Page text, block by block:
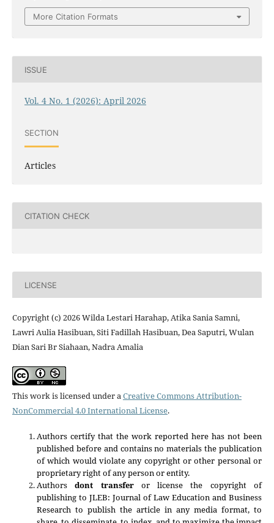
More Citation Formats
ISSUE
Vol. 4 No. 1 (2026): April 2026
SECTION
Articles
CITATION CHECK
LICENSE
Copyright (c) 2026 Wilda Lestari Harahap, Atika Sania Samni,
Lawri Aulia Hasibuan, Siti Fadillah Hasibuan, Dea Saputri, Wulan
Dian Sari Br Siahaan, Nadra Amalia
This work is licensed under aCreative Commons Attribution-
NonCommercial 4.0 International License.
Authors certify that the work reported here has not been
published before and contains no materials the publication
of which would violate any copyright or other personal or
proprietary right of any person or entity.
Authorsdont transferor license the copyright of
publishing to JLEB: Journal of Law Education and Business
Research to publish the article in any media format, to